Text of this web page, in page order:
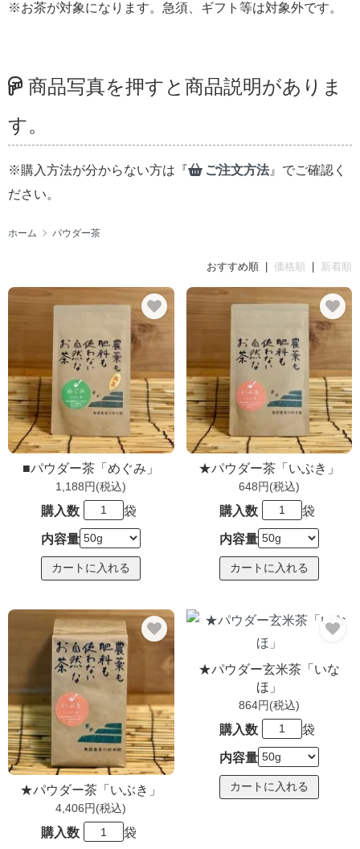
※お茶が対象になります。急須、ギフト等は対象外です。
商品写真を押すと商品説明がありま
す。
※購入方法が分からない方は『 ご注文方法 』でご確認く
ださい。
ホーム パウダー茶
おすすめ順 | 価格順 新着順
■パウダー茶「めぐみ」
1,188円(税込)
購入数 袋
内容量
★パウダー茶「いぶき」
648円(税込)
購入数 袋
内容量
★パウダー茶「いぶき」
4,406円(税込)
購入数 袋
★パウダー玄米茶「いな
ほ」
864円(税込)
購入数 袋
内容量